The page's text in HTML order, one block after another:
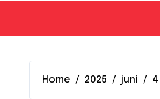
Home 2025 juni 4